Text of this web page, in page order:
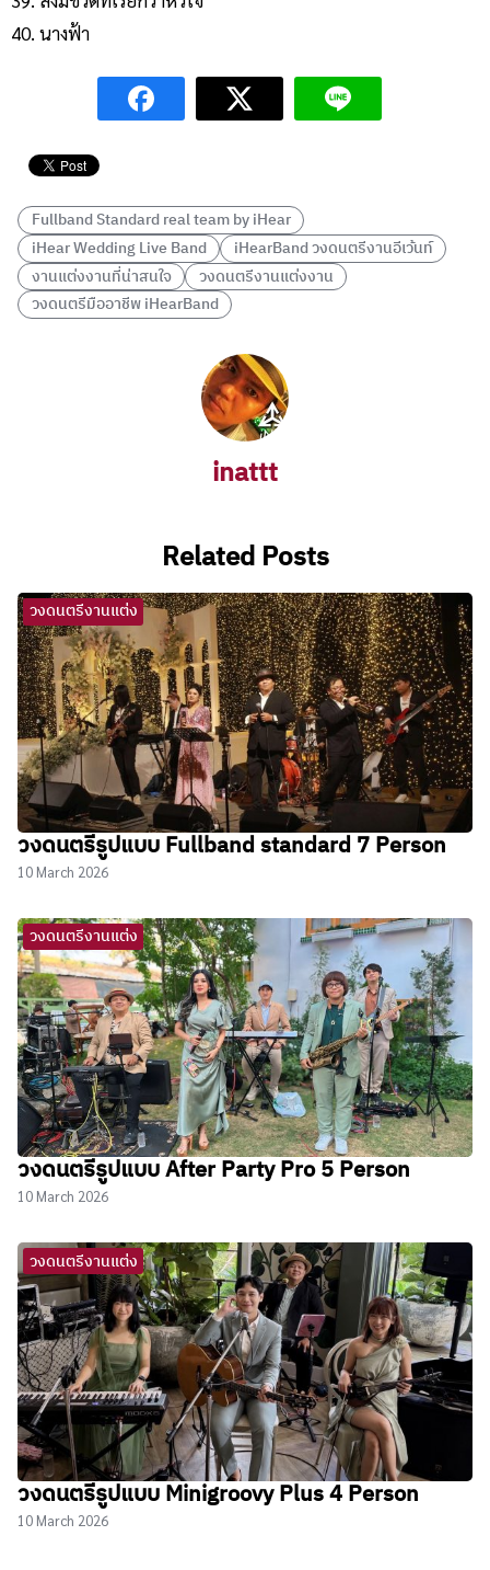
นางฟ้า
Fullband Standard real team by iHear
iHear Wedding Live Band
iHearBand วงดนตรีงานอีเว้นท์
งานแต่งงานที่น่าสนใจ
วงดนตรีงานแต่งงาน
วงดนตรีมืออาชีพ iHearBand
inattt
Related Posts
วงดนตรีงานแต่ง
วงดนตรีรูปแบบ Fullband standard 7 Person
10 March 2026
วงดนตรีงานแต่ง
วงดนตรีรูปแบบ After Party Pro 5 Person
10 March 2026
วงดนตรีงานแต่ง
วงดนตรีรูปแบบ Minigroovy Plus 4 Person
10 March 2026